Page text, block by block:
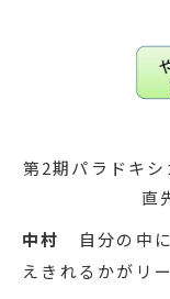
第2期パラドキ
直
中村
自分の中
えきれるかがリ